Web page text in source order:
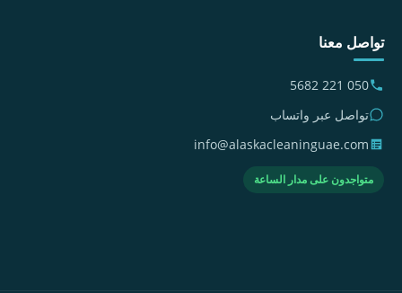
تواصل معنا
050 221 5682
تواصل عبر واتساب
info@alaskacleaninguae.com
متواجدون على مدار الساعة